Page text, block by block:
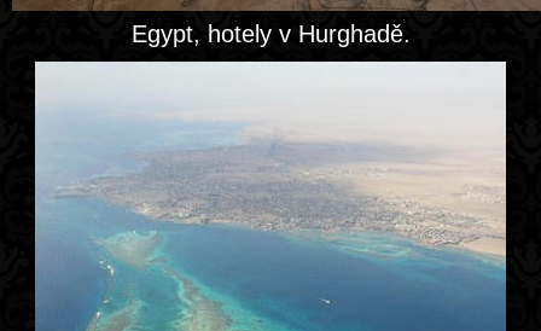
Egypt, hotely v Hurghadě.